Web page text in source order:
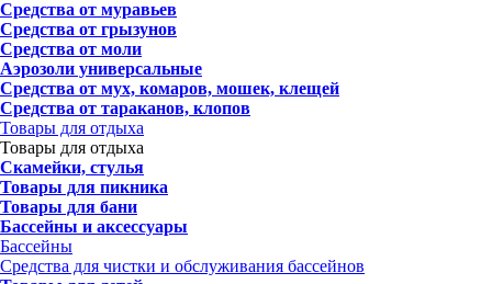
Средства от муравьев
Средства от грызунов
Средства от моли
Аэрозоли универсальные
Средства от мух, комаров, мошек, клещей
Средства от тараканов, клопов
Товары для отдыха
Товары для отдыха
Скамейки, стулья
Товары для пикника
Товары для бани
Бассейны и аксессуары
Бассейны
Средства для чистки и обслуживания бассейнов